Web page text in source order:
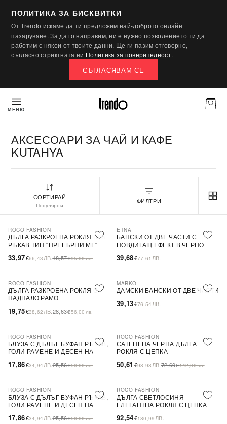
ПОЛИТИКА ЗА БИСКВИТКИ
От Trendo искаме да ти предложим най-доброто онлайн
пазаруване. За да го направим, ни е нужно позволението ти да
работим с някои от твоите данни. Ще ги пазим отговорно,
съгласно стриктната ни Политика за поверителност.
СЪГЛАСЯВАМ СЕ
МЕНЮ
АКСЕСОАРИ ЗА ЧАЙ И КАФЕ
KUTAHYA
СОРТИРАЙ
Популярни
ФИЛТРИ
-30%
ROCO FASHION
ДЪЛГА РАЗКРОЕНА РОКЛЯ БЕЗ
РЪКАВ ТИП ''ПРЕГЪРНИ МЕ''
33,97€66,43 ЛВ.48,57€95,00лв.
ETNA
БАНСКИ ОТ ДВЕ ЧАСТИ С
ПОВДИГАЩ ЕФЕКТ В ЧЕРНО
39,68€77,61 ЛВ.
-31%
ROCO FASHION
ДЪЛГА РАЗКРОЕНА РОКЛЯ С
ПАДНАЛО РАМО
19,75€38,62 ЛВ.28,63€56,00лв.
MARKO
ДАМСКИ БАНСКИ ОТ ДВЕ ЧАСТИ
39,13€76,54 ЛВ.
-30%
ROCO FASHION
БЛУЗА С ДЪЛЪГ БУФАН РЪКАВ,
ГОЛИ РАМЕНЕ И ДЕСЕН НА
17,86€34,94 ЛВ.25,56€50,00лв.
-30%
ROCO FASHION
САТЕНЕНА ЧЕРНА ДЪЛГА
РОКЛЯ С ЦЕПКА
50,61 €98,98 ЛВ.72,60€142,00лв.
-30%
ROCO FASHION
БЛУЗА С ДЪЛЪГ БУФАН РЪКАВ,
ГОЛИ РАМЕНЕ И ДЕСЕН НА
17,86€34,94 ЛВ.25,56€50,00лв.
ROCO FASHION
ДЪЛГА СВЕТЛОСИНЯ
ЕЛЕГАНТНА РОКЛЯ С ЦЕПКА
92,54€180,99 ЛВ.